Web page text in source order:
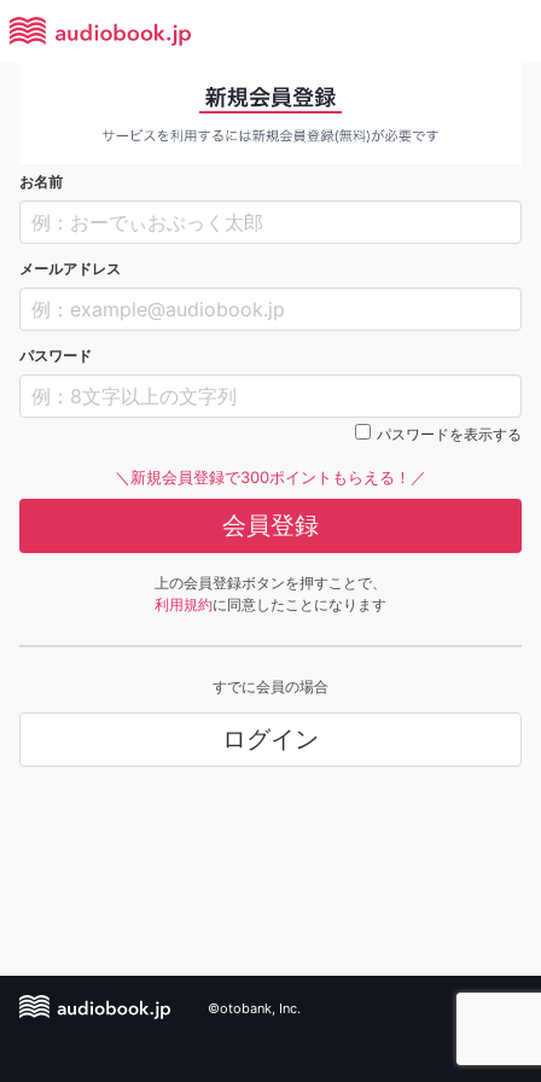
お名前
メールアドレス
パスワード
パスワードを表示する
＼新規会員登録で300ポイントもらえる！／
会員登録
上の会員登録ボタンを押すことで、
利用規約に同意したことになります
すでに会員の場合
ログイン
©otobank, Inc.